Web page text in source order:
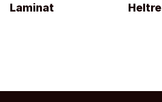
Laminat Heltre